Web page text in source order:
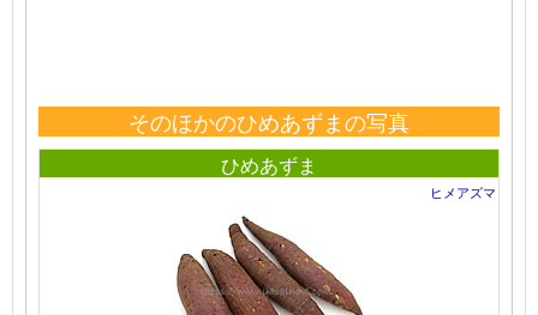
そのほかのひめあずまの写真
ひめあずま
ヒメアズマ